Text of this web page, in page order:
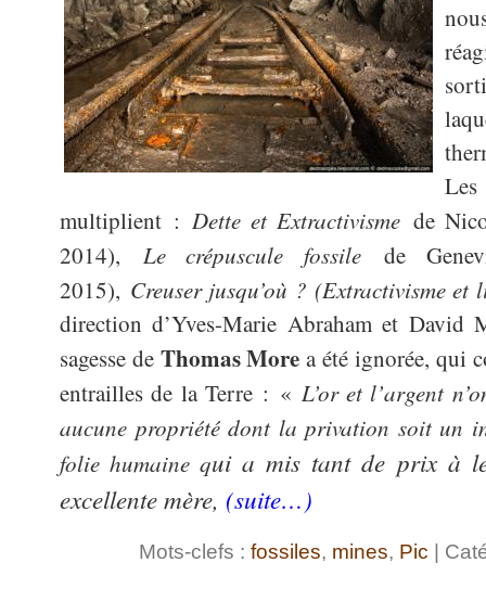
multiplient : Dette et Extractivisme de
2014), Le crépuscule fossile de
2015), Creuser jusqu’où ? (Extractivisme et
direction d’Yves-Marie Abraham et David
sagesse deThomas More a été ignorée, qui
entrailles de la Terre : « L’or et l’argent
aucune propriété dont la privation soit un
folie humaine qui a mis tant de prix à
excellente mère, (suite…)
Mots-clefs : fossiles, mines, Pic |